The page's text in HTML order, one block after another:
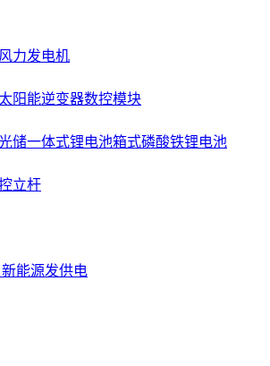
风力发电机
太阳能逆变器数控模块
储一体式锂电池箱式磷酸铁锂电池
立杆
新能源发供电